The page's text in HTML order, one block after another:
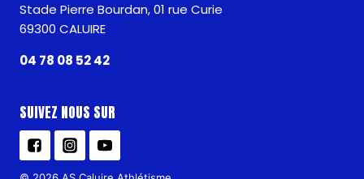
Stade Pierre Bourdan, 01 rue Curie
69300 CALUIRE
04 78 08 52 42
SUIVEZ NOUS SUR